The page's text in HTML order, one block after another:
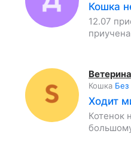
Кошка
12.07
Кошка
Ходит
Котенок